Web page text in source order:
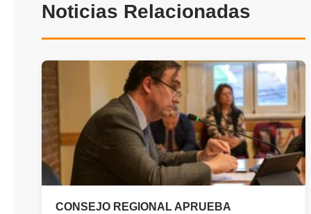
Noticias Relacionadas
CONSEJO REGIONAL APRUEBA